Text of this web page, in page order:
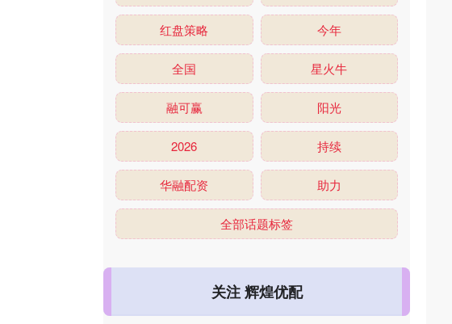
红盘策略 今年
全国 星火牛
融可赢 阳光
2026 持续
华融配资 助力
全部话题标签
关注 辉煌优配